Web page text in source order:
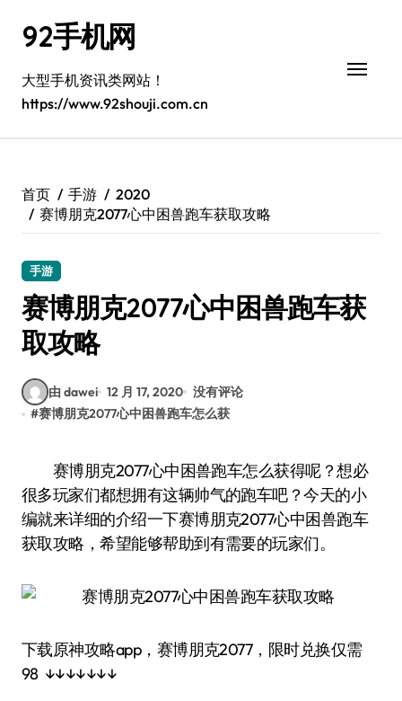
92手机网
大型手机资讯类网站！
https://www.92shouji.com.cn
首页 手游
2020
赛博朋克2077心中困兽跑车获取攻略
手游
赛博朋克2077心中困兽跑车获
取攻略
由 dawei 12 月 17, 2020 没有评论
#赛博朋克2077心中困兽跑车怎么获
赛博朋克2077心中困兽跑车怎么获得呢？想必
很多玩家们都想拥有这辆帅气的跑车吧？今天的小
编就来详细的介绍一下赛博朋克2077心中困兽跑车
获取攻略，希望能够帮助到有需要的玩家们。
下载原神攻略app，赛博朋克2077，限时兑换仅需
98 ↓↓↓↓↓↓↓